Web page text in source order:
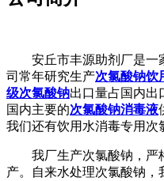
安丘市丰源助剂厂是一
司常年研究生产次氯酸钠饮
级次氯酸钠出口量占国内出
国内主要的次氯酸钠消毒液
我们还有饮用水消毒专用次
我厂生产次氯酸钠，严格
产。自来水处理次氯酸钠